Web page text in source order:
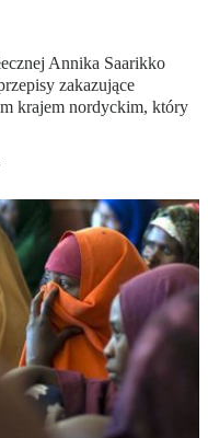
Annika Saarikko
zakazujące
krajem nordyckim, który